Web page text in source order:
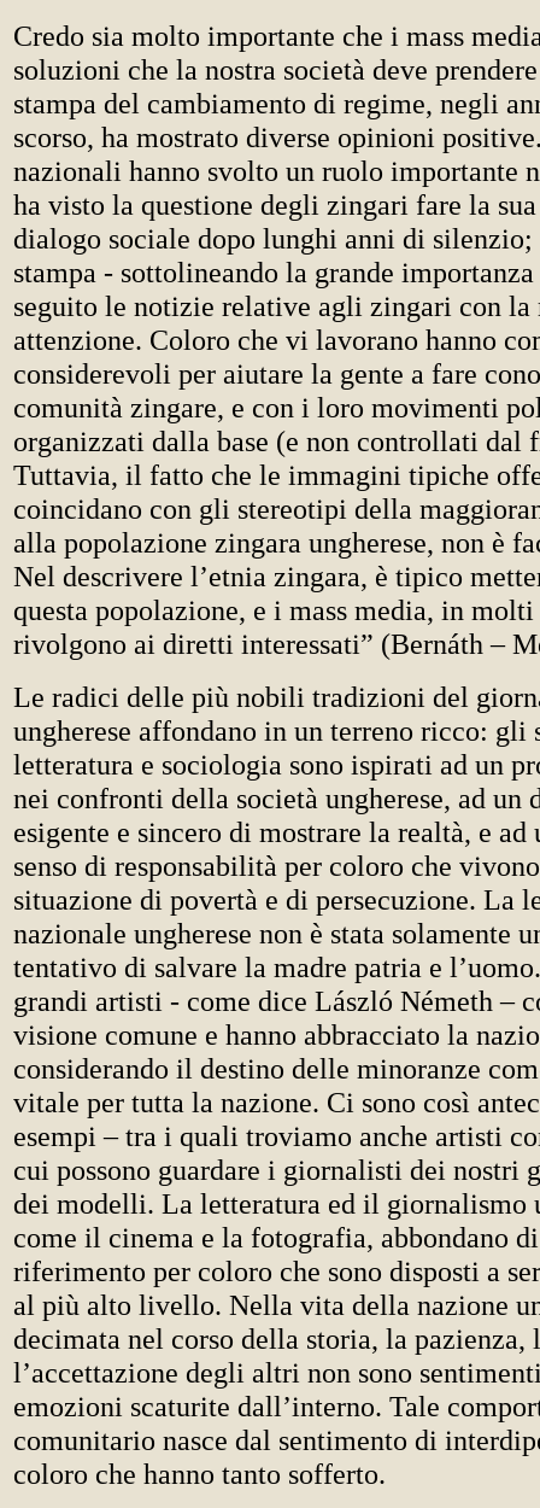
Credo sia molto importante che i mass
soluzioni che la nostra società deve
stampa del cambiamento di regime, negli
scorso, ha mostrato diverse opinioni
nazionali hanno svolto un ruolo importante
ha visto la questione degli zingari fare la
dialogo sociale dopo lunghi anni di
stampa - sottolineando la grande
seguito le notizie relative agli zingari con la
attenzione. Coloro che vi lavorano hanno
considerevoli per aiutare la gente a fare
comunità zingare, e con i loro movimenti
organizzati dalla base (e non controllati dal
Tuttavia, il fatto che le immagini tipiche
coincidano con gli stereotipi della
alla popolazione zingara ungherese, non è
Nel descrivere l’etnia zingara, è tipico
questa popolazione, e i mass media, in
rivolgono ai diretti interessati” (Bernáth –
Le radici delle più nobili tradizioni del
ungherese affondano in un terreno ricco: gli
letteratura e sociologia sono ispirati ad un
nei confronti della società ungherese, ad un
esigente e sincero di mostrare la realtà, e ad
senso di responsabilità per coloro che
situazione di povertà e di persecuzione. La
nazionale ungherese non è stata solamente
tentativo di salvare la madre patria e
grandi artisti - come dice László Németh –
visione comune e hanno abbracciato la
considerando il destino delle minoranze
vitale per tutta la nazione. Ci sono così
esempi – tra i quali troviamo anche artisti
cui possono guardare i giornalisti dei nostri
dei modelli. La letteratura ed il giornalismo
come il cinema e la fotografia, abbondano
riferimento per coloro che sono disposti a
al più alto livello. Nella vita della nazione
decimata nel corso della storia, la pazienza,
l’accettazione degli altri non sono
emozioni scaturite dall’interno. Tale
comunitario nasce dal sentimento di
coloro che hanno tanto sofferto.